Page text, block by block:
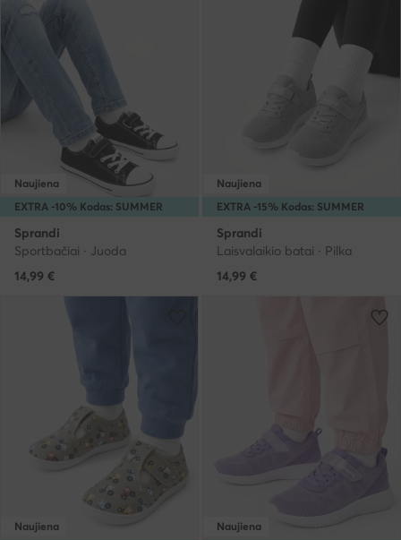
EXTRA -10% Kodas: SUMMER
Naujiena
Sprandi
Sportbačiai · Juoda
14,99 €
EXTRA -15% Kodas: SUMMER
Naujiena
Sprandi
Laisvalaikio batai · Pilka
14,99 €
Naujiena Naujiena